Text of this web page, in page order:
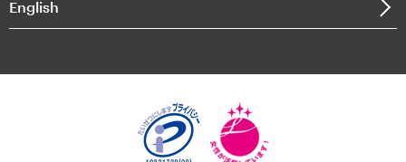
個人情報保護方針
English